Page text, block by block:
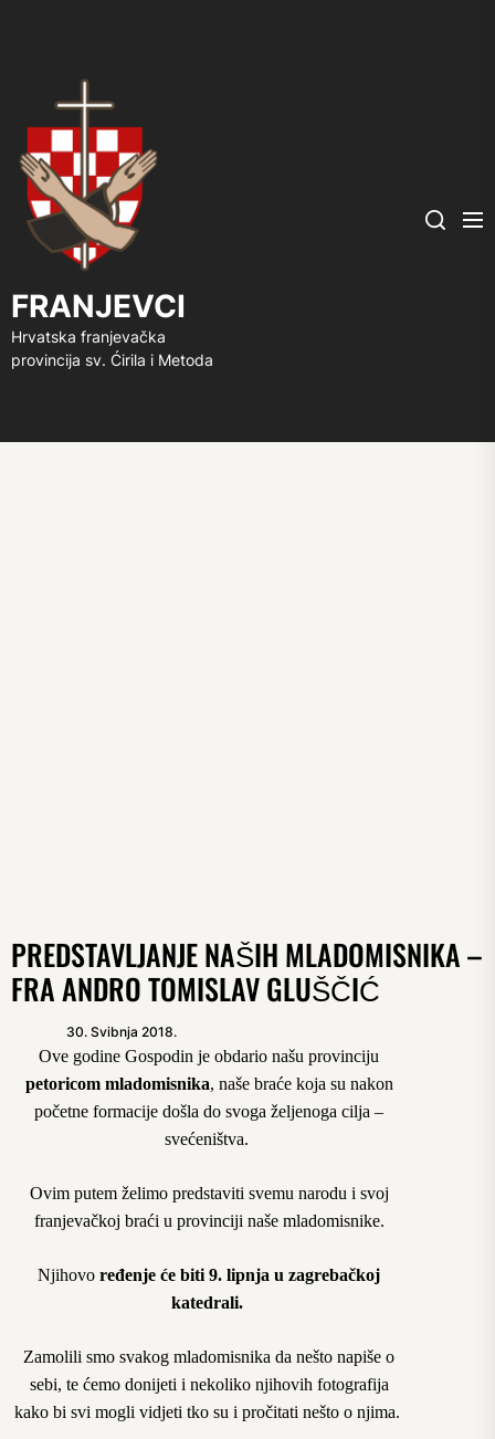
FRANJEVCI
Hrvatska franjevačka
provincija sv. Ćirila i Metoda
Search
PREDSTAVLJANJE NAŠIH MLADOMISNIKA –
FRA ANDRO TOMISLAV GLUŠČIĆ
30. Svibnja 2018.
Ove godine Gospodin je obdario našu provinciju
petoricom mladomisnika, naše braće koja su nakon
početne formacije došla do svoga željenoga cilja –
svećeništva.
Ovim putem želimo predstaviti svemu narodu i svoj
franjevačkoj braći u provinciji naše mladomisnike.
Njihovo ređenje će biti 9. lipnja u zagrebačkoj
katedrali.
Zamolili smo svakog mladomisnika da nešto napiše o
sebi, te ćemo donijeti i nekoliko njihovih fotografija
kako bi svi mogli vidjeti tko su i pročitati nešto o njima.